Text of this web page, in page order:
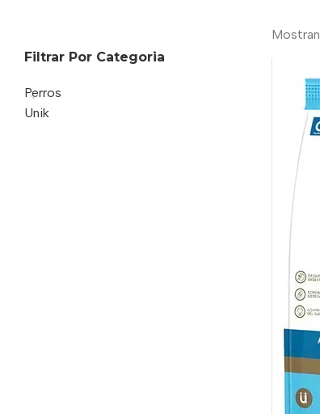
Filtrar Por Categoria
Perros
Unik